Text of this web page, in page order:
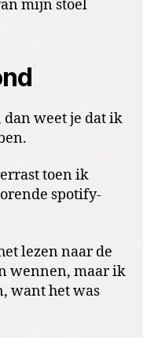
mijn stoel
weet je dat ik
toen ik
spotify-
lezen naar de
wennen, maar ik
want het was